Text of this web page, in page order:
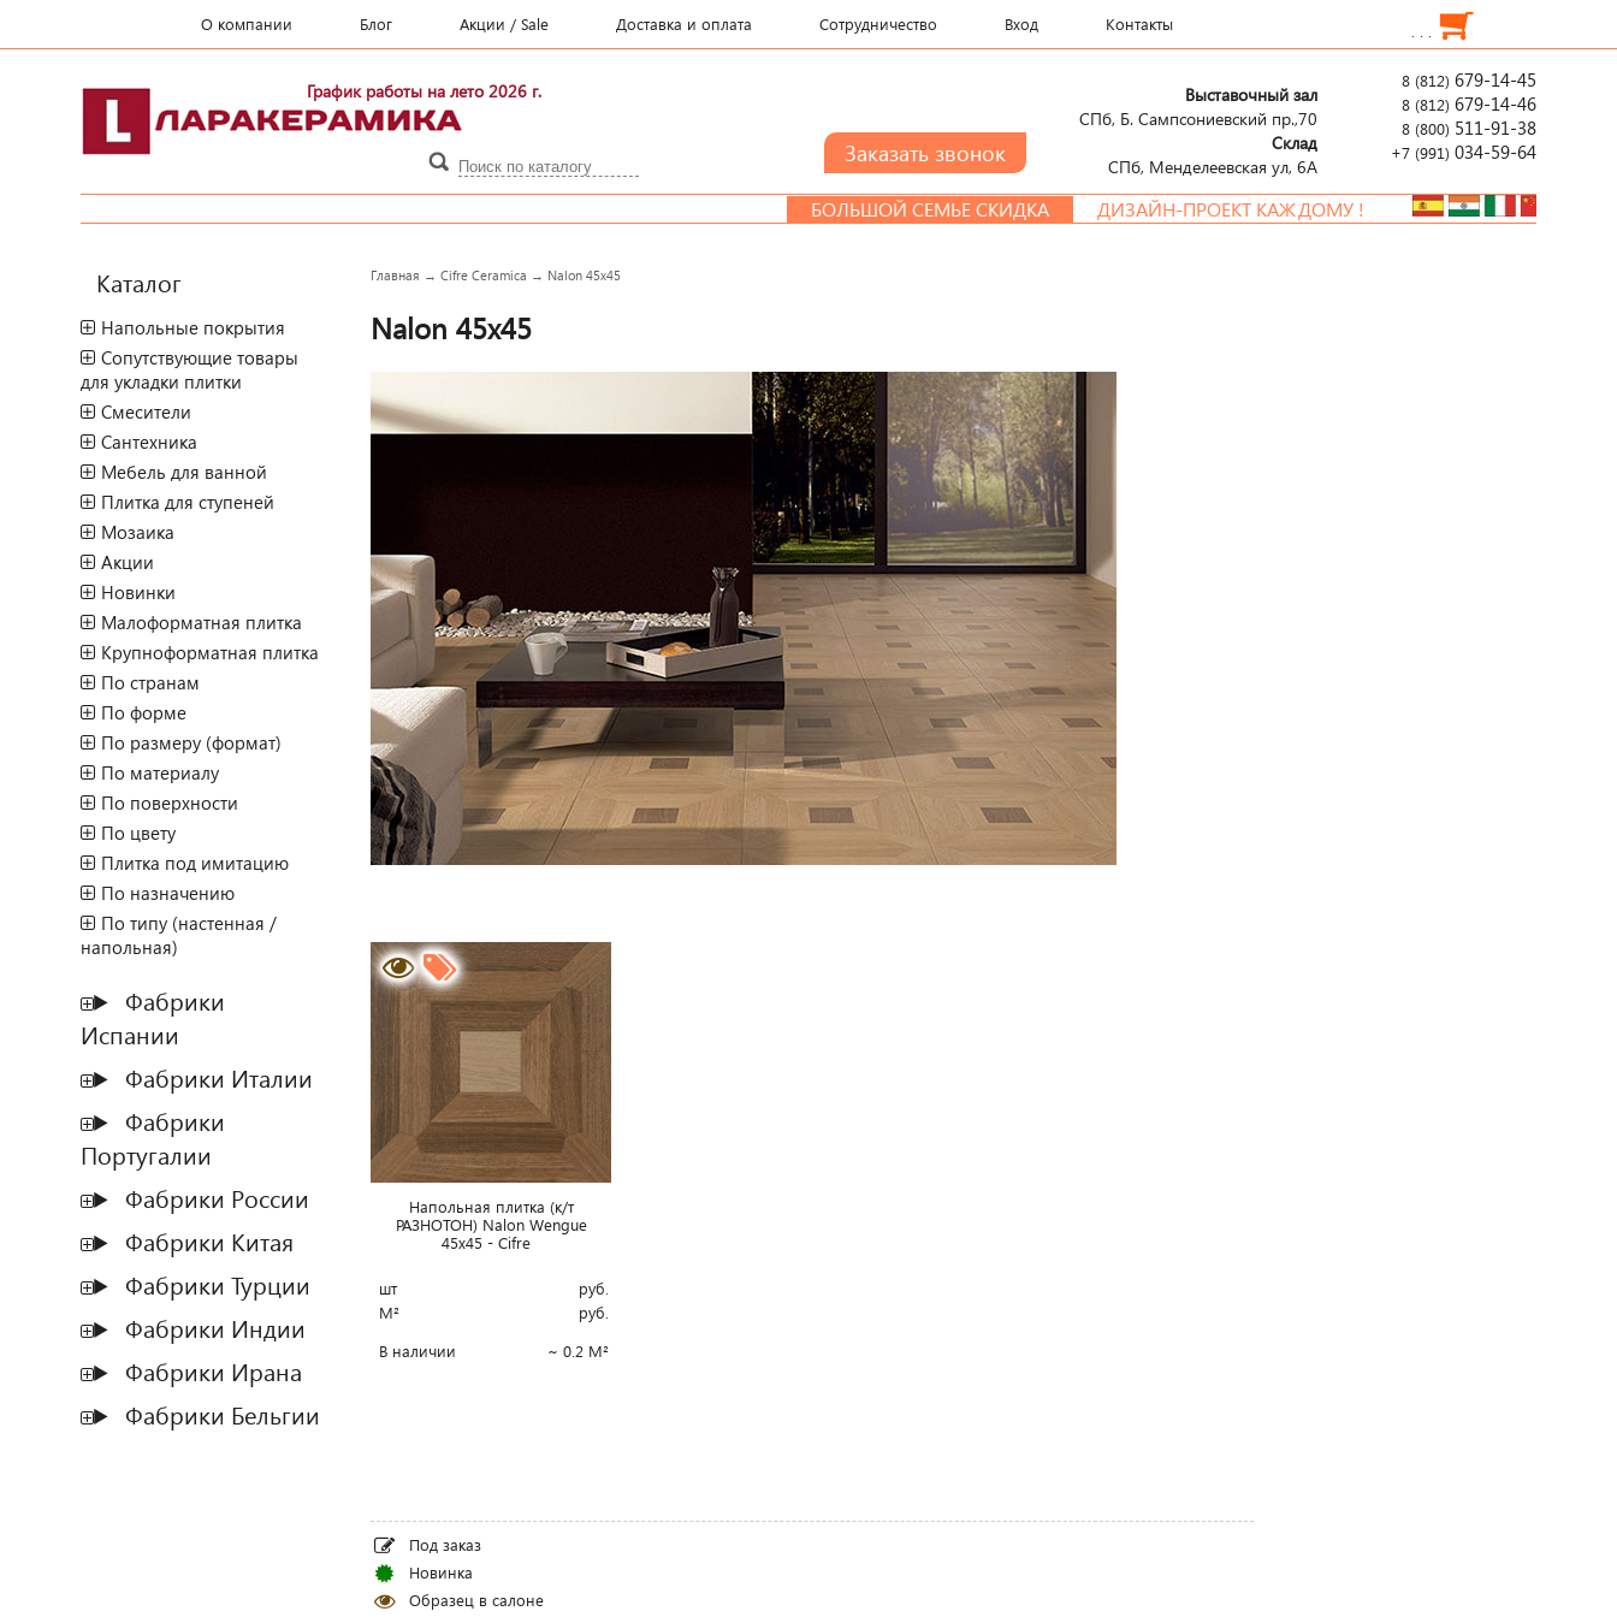
О компании Блог Акции / Sale Доставка и оплата Сотрудничество Вход Контакты . . .
График работы на лето 2026 г. 8 (812) 679-14-45
8 (812) 679-14-46
8 (800) 511-91-38
+7 (991) 034-59-64
Выставочный зал
СПб, Б. Сампсониевский пр.,70
Склад
СПб, Менделеевcкая ул, 6А
БОЛЬШОЙ СЕМЬЕ СКИДКА ДИЗАЙН-ПРОЕКТ КАЖДОМУ !
Каталог
Напольные покрытия
Сопутствующие товары
для укладки плитки
Смесители
Сантехника
Мебель для ванной
Плитка для ступеней
Мозаика
Акции
Новинки
Малоформатная плитка
Крупноформатная плитка
По странам
По форме
По размеру (формат)
По материалу
По поверхности
По цвету
Плитка под имитацию
По назначению
По типу (настенная /
напольная)
Фабрики
Испании
Фабрики Италии
Фабрики
Португалии
Фабрики России
Фабрики Китая
Фабрики Турции
Фабрики Индии
Фабрики Ирана
Фабрики Бельгии
Главная →Cifre Ceramica → Nalon 45x45
Nalon 45x45
Напольная плитка (к/т
РАЗНОТОН) Nalon Wengue
45x45 - Cifre
шт
руб.
М²
руб.
В наличии
~ 0.2 М²
Под заказ
Новинка
Образец в салоне